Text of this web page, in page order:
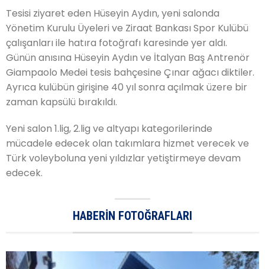
Tesisi ziyaret eden Hüseyin Aydın, yeni salonda
Yönetim Kurulu Üyeleri ve Ziraat Bankası Spor Kulübü
çalışanları ile hatıra fotoğrafı karesinde yer aldı.
Günün anısına Hüseyin Aydın ve İtalyan Baş Antrenör
Giampaolo Medei tesis bahçesine Çınar ağacı diktiler.
Ayrıca kulübün girişine 40 yıl sonra açılmak üzere bir
zaman kapsülü bırakıldı.
Yeni salon 1.lig, 2.lig ve altyapı kategorilerinde
mücadele edecek olan takımlara hizmet verecek ve
Türk voleyboluna yeni yıldızlar yetiştirmeye devam
edecek.
HABERIN FOTOĞRAFLARI